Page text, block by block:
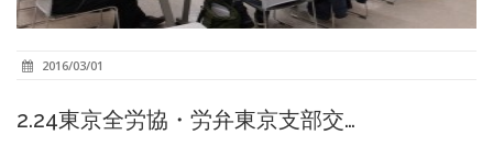
2016/03/01
2.24東京全労協・労弁東京支部交…